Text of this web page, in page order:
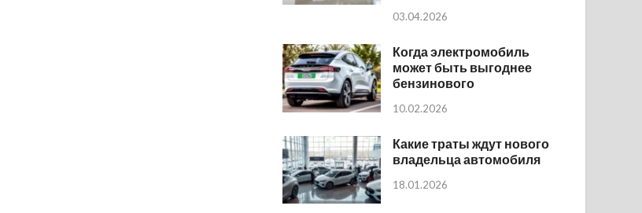
03.04.2026
Когда электромобиль
может быть выгоднее
бензинового
10.02.2026
Какие траты ждут нового
владельца автомобиля
18.01.2026